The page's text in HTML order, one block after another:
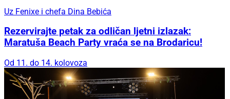
Uz Fenixe i chefa Dina Bebića
Rezervirajte petak za odličan ljetni izlazak:
Maratuša Beach Party vraća se na Brodaricu!
Od 11. do 14. kolovoza